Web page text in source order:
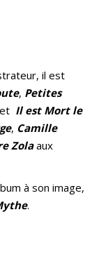
il est
, Petites
Il est Mort le
, Camille
Zolaaux
à son image,
.